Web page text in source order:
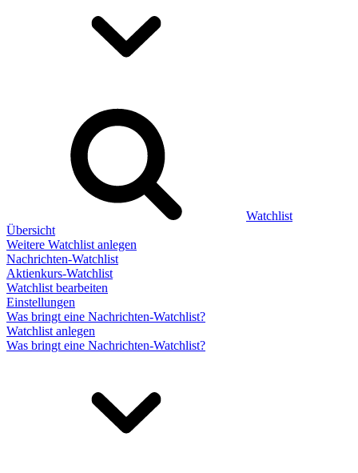
Watchlist
Übersicht
Weitere Watchlist anlegen
Nachrichten-Watchlist
Aktienkurs-Watchlist
Watchlist bearbeiten
Einstellungen
Was bringt eine Nachrichten-Watchlist?
Watchlist anlegen
Was bringt eine Nachrichten-Watchlist?